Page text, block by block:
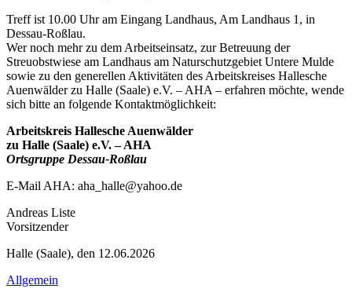
Treff ist 10.00 Uhr am Eingang Landhaus, Am Landhaus 1, in
Dessau-Roßlau.
Wer noch mehr zu dem Arbeitseinsatz, zur Betreuung der
Streuobstwiese am Landhaus am Naturschutzgebiet Untere Mulde
sowie zu den generellen Aktivitäten des Arbeitskreises Hallesche
Auenwälder zu Halle (Saale) e.V. – AHA – erfahren möchte, wende
sich bitte an folgende Kontaktmöglichkeit:
Arbeitskreis Hallesche Auenwälder
zu Halle (Saale) e.V. – AHA
Ortsgruppe Dessau-Roßlau
E-Mail AHA: aha_halle@yahoo.de
Andreas Liste
Vorsitzender
Halle (Saale), den 12.06.2026
Allgemein